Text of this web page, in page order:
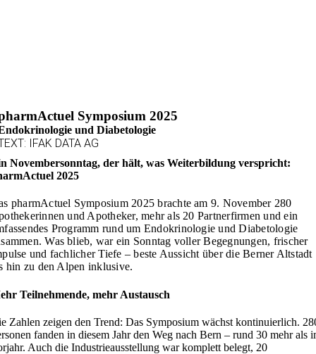
Symposium 2025
und Diabetologie
IFAK DATA AG
Novembersonntag, der hält, was Weiterbildung verspricht:
2025
pharmActuel Symposium 2025 brachte am 9. November 280
und Apotheker, mehr als 20 Partnerfirmen und ein
Programm rund um Endokrinologie und Diabetologie
Was blieb, war ein Sonntag voller Begegnungen, frischer
und fachlicher Tiefe – beste Aussicht über die Berner Altstadt
hin zu den Alpen inklusive.
Teilnehmende, mehr Austausch
Zahlen zeigen den Trend: Das Symposium wächst kontinuierlich.
fanden in diesem Jahr den Weg nach Bern – rund 30 mehr als
Auch die Industrieausstellung war komplett belegt, 20